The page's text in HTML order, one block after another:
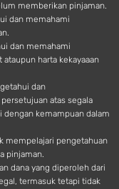
memberikan pinjaman.
dan memahami
dan memahami
harta kekayaaan
dan
atas segala
dengan kemampuan dalam
mempelajari pengetahuan
pinjaman.
dana yang diperoleh dari
termasuk tetapi tidak